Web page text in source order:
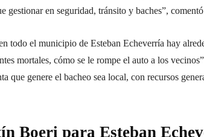
gestionar en seguridad, tránsito y baches”,
todo el municipio de Esteban Echeverría hay
mortales, cómo se le rompe el auto a los
que genere el bacheo sea local, con recursos
Boeri para Esteban